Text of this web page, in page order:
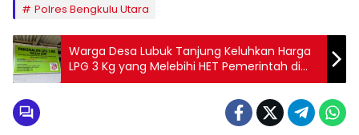
Polres Bengkulu Utara
Warga Desa Lubuk Tanjung Keluhkan Harga
LPG 3 Kg yang Melebihi HET Pemerintah di
Pangkalan Fauzan Azmi